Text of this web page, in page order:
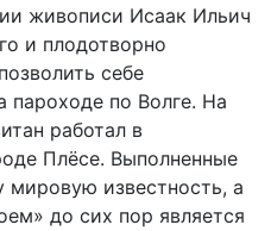
живописи Исаак Ильич
и плодотворно
себе
пароходе по Волге. На
работал в
Плёсе. Выполненные
известность, а
до сих пор является